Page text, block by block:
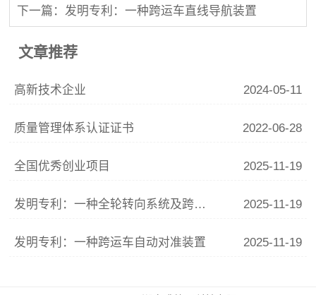
下一篇：发明专利：一种跨运车直线导航装置
文章推荐
高新技术企业 2024-05-11
质量管理体系认证证书 2022-06-28
全国优秀创业项目 2025-11-19
发明专利：一种全轮转向系统及跨运车 2025-11-19
发明专利：一种跨运车自动对准装置 2025-11-19